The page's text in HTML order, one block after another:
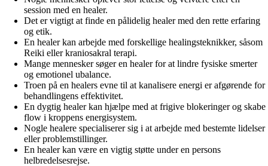
session med en healer.
Det er vigtigt at finde en pålidelig healer med den rette erfaring
og etik.
En healer kan arbejde med forskellige healingsteknikker, såsom
Reiki eller kraniosakral terapi.
Mange mennesker søger en healer for at lindre fysiske smerter
og emotionel ubalance.
Troen på en healers evne til at kanalisere energi er afgørende for
behandlingens effektivitet.
En dygtig healer kan hjælpe med at frigive blokeringer og skabe
flow i kroppens energisystem.
Nogle healere specialiserer sig i at arbejde med bestemte lidelser
eller problemstillinger.
En healer kan være en vigtig støtte under en persons
helbredelsesrejse.